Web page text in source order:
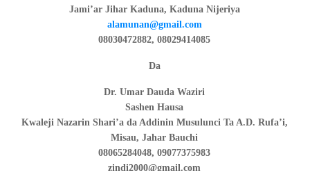
Jami’ar Jihar Kaduna, Kaduna Nijeriya
alamunan@gmail.com
08030472882, 08029414085
Da
Dr. Umar Dauda Waziri
Sashen Hausa
Kwaleji Nazarin Shari’a da Addinin Musulunci Ta A.D. Rufa’i,
Misau, Jahar Bauchi
08065284048, 09077375983
zindi2000@gmail.com